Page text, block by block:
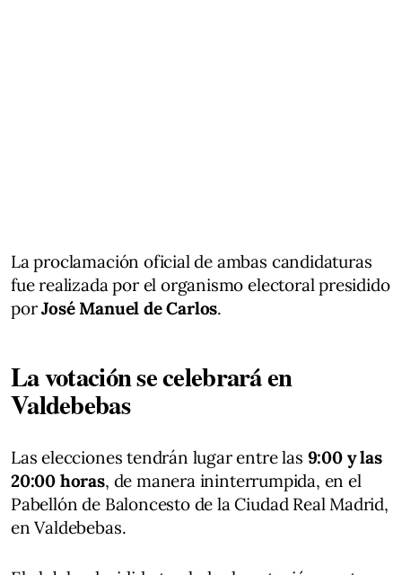
La proclamación oficial de ambas candidaturas
fue realizada por el organismo electoral presidido
porJosé Manuel de Carlos.
La votación se celebrará en
Valdebebas
Las elecciones tendrán lugar entre las 9:00 y las
20:00 horas, de manera ininterrumpida, en el
Pabellón de Baloncesto de la Ciudad Real Madrid,
en Valdebebas.